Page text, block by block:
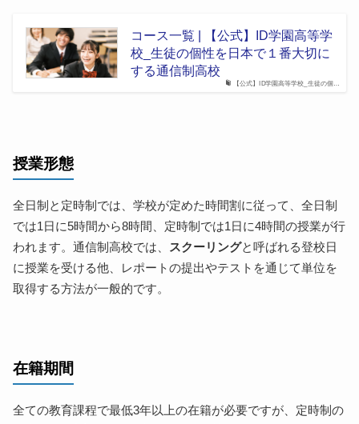
【公式】ID学園高等学校_生徒の個…
コース一覧 | 【公式】ID学園高等学
校_生徒の個性を日本で１番大切に
する通信制高校
授業形態
全日制と定時制では、学校が定めた時間割に従って、全日制
では1日に5時間から8時間、定時制では1日に4時間の授業が行
われます。通信制高校では、 スクーリングと呼ばれる登校日
に授業を受ける他、レポートの提出やテストを通じて単位を
取得する方法が一般的です。
在籍期間
全ての教育課程で最低3年以上の在籍が必要ですが、定時制の